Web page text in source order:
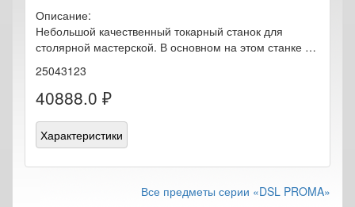
Описание:
Небольшой качественный токарный станок для
столярной мастерской. В основном на этом станке …
25043123
40888.0 ₽
Характеристики
Все предметы серии «DSL PROMA»